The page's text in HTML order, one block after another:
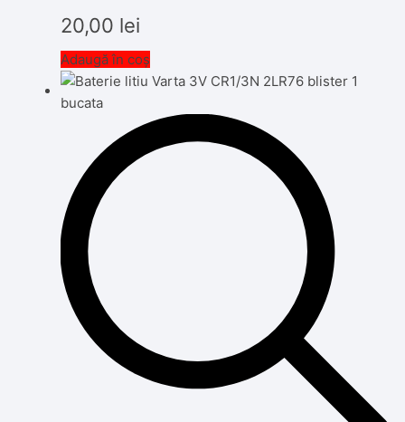
20,00 lei
Adaugă în coș